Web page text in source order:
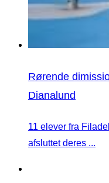
Rørende
Dianalund
11 elever fra
afsluttet deres ...